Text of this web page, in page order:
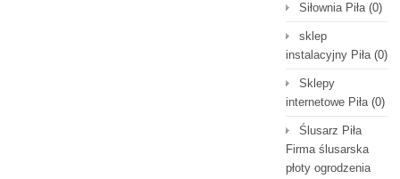
Siłownia Piła(0)
sklep
instalacyjny Piła(0)
Sklepy
internetowe Piła(0)
Ślusarz Piła
Firma ślusarska
płoty ogrodzenia